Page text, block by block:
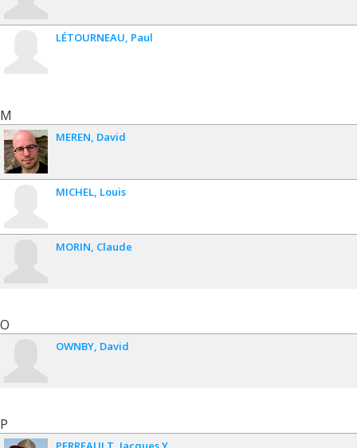
LÉTOURNEAU Paul
M
MEREN David
MICHEL Louis
MORIN Claude
O
OWNBY David
P